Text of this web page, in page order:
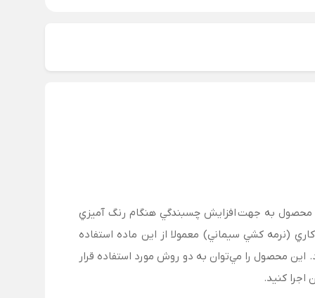
محصول به جهت افزايش چسبندگي هنگام رنگ آميزي
(نرمه كشي سيماني) معمولا از اين ماده استفاده
محصول را مي‌توان به دو روش مورد استفاده قرار